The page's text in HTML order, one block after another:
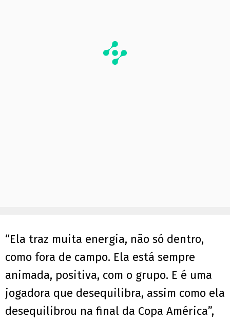
“Ela traz muita energia, não só dentro,
como fora de campo. Ela está sempre
animada, positiva, com o grupo. E é uma
jogadora que desequilibra, assim como ela
desequilibrou na final da Copa América”,